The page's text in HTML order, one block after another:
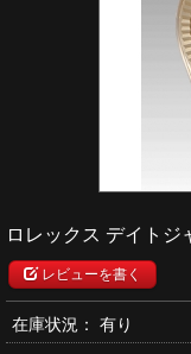
ロレックス デイトジ
レビューを書く
在庫状況： 有り